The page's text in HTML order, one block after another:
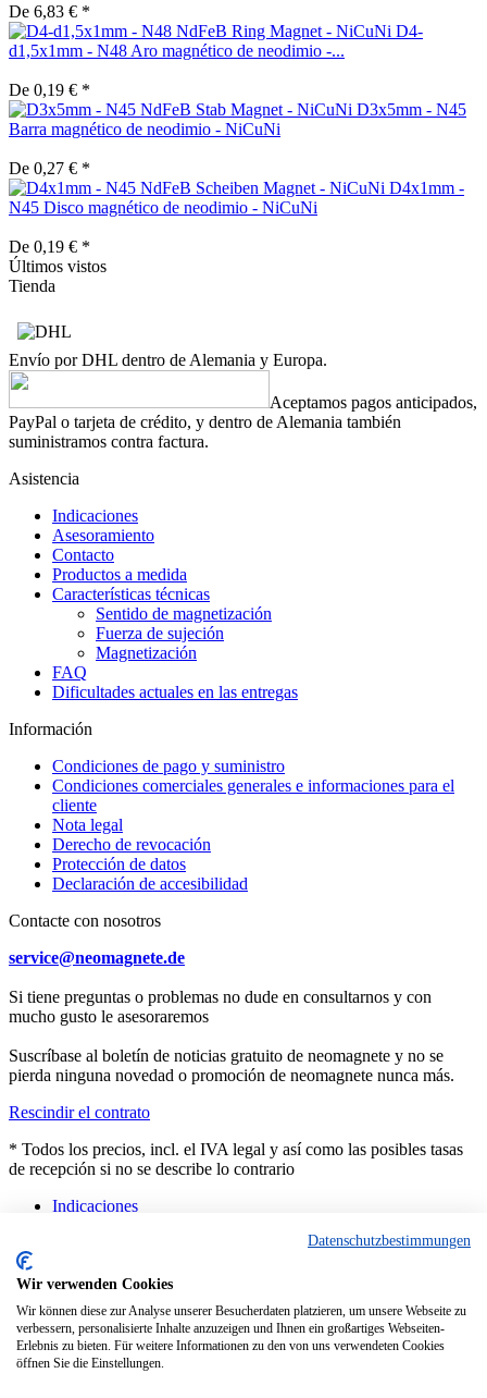
De 6,83 € *
D4-
d1,5x1mm - N48 Aro magnético de neodimio -...
De 0,19 € *
D3x5mm - N45
Barra magnético de neodimio - NiCuNi
De 0,27 € *
D4x1mm -
N45 Disco magnético de neodimio - NiCuNi
De 0,19 € *
Últimos vistos
Tienda
Envío por DHL dentro de Alemania y Europa.
Aceptamos pagos anticipados,
PayPal o tarjeta de crédito, y dentro de Alemania también
suministramos contra factura.
Asistencia
Indicaciones
Asesoramiento
Contacto
Productos a medida
Características técnicas
Sentido de magnetización
Fuerza de sujeción
Magnetización
FAQ
Dificultades actuales en las entregas
Información
Condiciones de pago y suministro
Condiciones comerciales generales e informaciones para el
cliente
Nota legal
Derecho de revocación
Protección de datos
Declaración de accesibilidad
Contacte con nosotros
service@neomagnete.de
Si tiene preguntas o problemas no dude en consultarnos y con
mucho gusto le asesoraremos
Suscríbase al boletín de noticias gratuito de neomagnete y no se
pierda ninguna novedad o promoción de neomagnete nunca más.
Rescindir el contrato
* Todos los precios, incl. el IVA legal y así como las posibles tasas
de recepción si no se describe lo contrario
Indicaciones
Características técnicas
FAQ
Dificultades actuales en las entregas
Copyright © - Todos los derechos reservados
Datenschutzbestimmungen
Wir verwenden Cookies
Wir können diese zur Analyse unserer Besucherdaten platzieren, um unsere Webseite zu
verbessern, personalisierte Inhalte anzuzeigen und Ihnen ein großartiges Webseiten-
Erlebnis zu bieten. Für weitere Informationen zu den von uns verwendeten Cookies
öffnen Sie die Einstellungen.